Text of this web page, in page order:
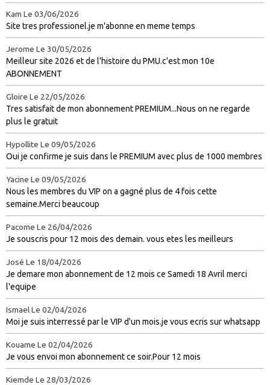
Kam Le 03/06/2026
Site tres professionel.je m'abonne en meme temps
Jerome Le 30/05/2026
Meilleur site 2026 et de l'histoire du PMU.c'est mon 10e
ABONNEMENT
Gloire Le 22/05/2026
Tres satisfait de mon abonnement PREMIUM...Nous on ne regarde
plus le gratuit
Hypollite Le 09/05/2026
Oui je confirme je suis dans le PREMIUM avec plus de 1000 membres
Yacine Le 09/05/2026
Nous les membres du VIP on a gagné plus de 4 fois cette
semaine.Merci beaucoup
Pacome Le 26/04/2026
Je souscris pour 12 mois des demain. vous etes les meilleurs
José Le 18/04/2026
Je demare mon abonnement de 12 mois ce Samedi 18 Avril merci
l'equipe
IsmaelLe 02/04/2026
Moi je suis interressé par le VIP d'un mois.je vous ecris sur whatsapp
Kouame Le 02/04/2026
Je vous envoi mon abonnement ce soir.Pour 12 mois
Kiemde Le 28/03/2026